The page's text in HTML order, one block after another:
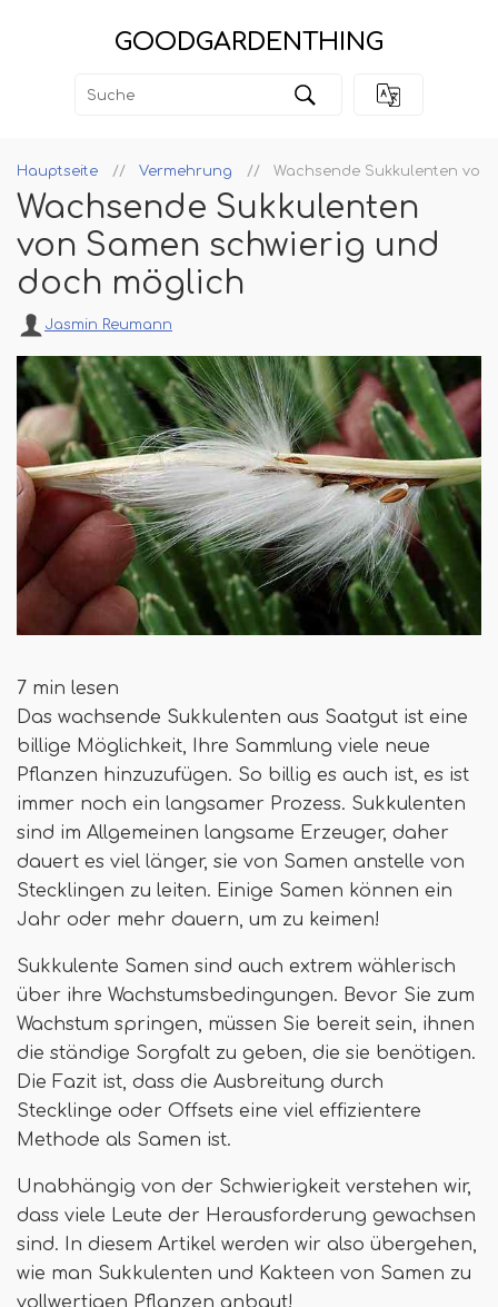
GOODGARDENTHING
Hauptseite Vermehrung Wachsende Sukkulenten
Wachsende Sukkulenten
von Samen schwierig und
doch möglich
Jasmin Reumann
7 min lesen
Das wachsende Sukkulenten aus Saatgut ist eine
billige Möglichkeit, Ihre Sammlung viele neue
Pflanzen hinzuzufügen. So billig es auch ist, es ist
immer noch ein langsamer Prozess. Sukkulenten
sind im Allgemeinen langsame Erzeuger, daher
dauert es viel länger, sie von Samen anstelle von
Stecklingen zu leiten. Einige Samen können ein
Jahr oder mehr dauern, um zu keimen!
Sukkulente Samen sind auch extrem wählerisch
über ihre Wachstumsbedingungen. Bevor Sie zum
Wachstum springen, müssen Sie bereit sein, ihnen
die ständige Sorgfalt zu geben, die sie benötigen.
Die Fazit ist, dass die Ausbreitung durch
Stecklinge oder Offsets eine viel effizientere
Methode als Samen ist.
Unabhängig von der Schwierigkeit verstehen wir,
dass viele Leute der Herausforderung gewachsen
sind. In diesem Artikel werden wir also übergehen,
wie man Sukkulenten und Kakteen von Samen zu
vollwertigen Pflanzen anbaut!